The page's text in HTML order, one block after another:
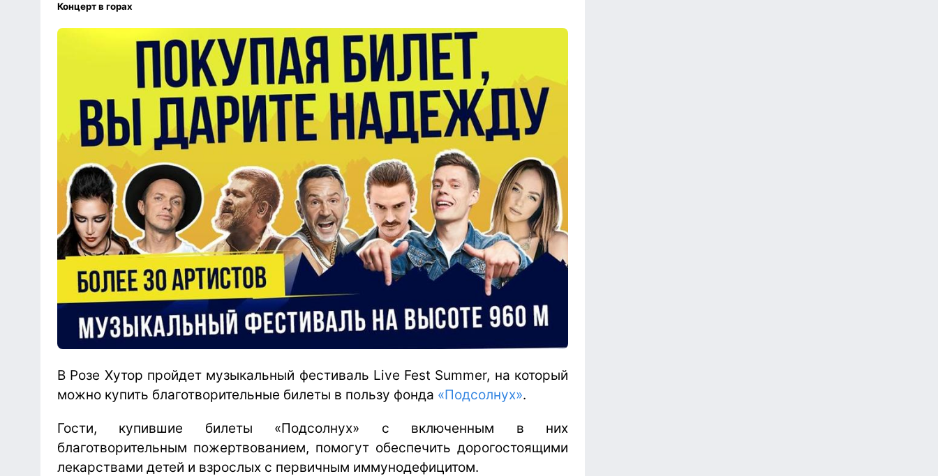
Концерт в горах
В Розе Хутор пройдет музыкальный фестиваль Live Fest Summer, на который
можно купить благотворительные билеты в пользу фонда «Подсолнух».
Гости, купившие билеты «Подсолнух» с включенным в них
благотворительным пожертвованием, помогут обеспечить дорогостоящими
лекарствами детей и взрослых с первичным иммунодефицитом.